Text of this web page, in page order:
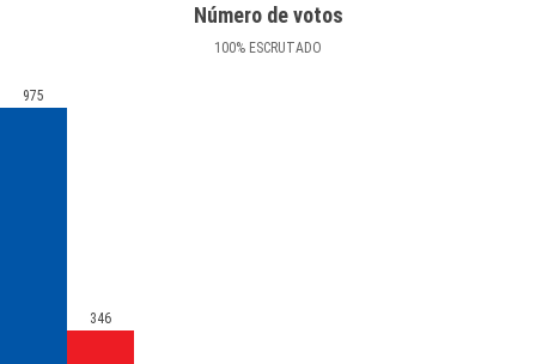
Número de votos
100% ESCRUTADO
975
346